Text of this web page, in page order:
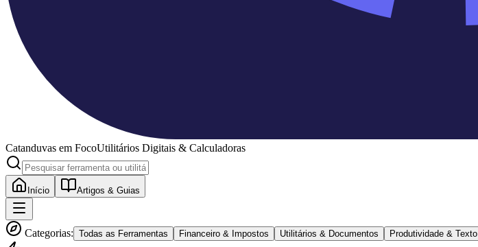
Catanduvas em FocoUtilitários Digitais & Calculadoras
Início Artigos & Guias
Categorias: Todas as Ferramentas Financeiro & Impostos Utilitários & Documentos Produtividade & Texto